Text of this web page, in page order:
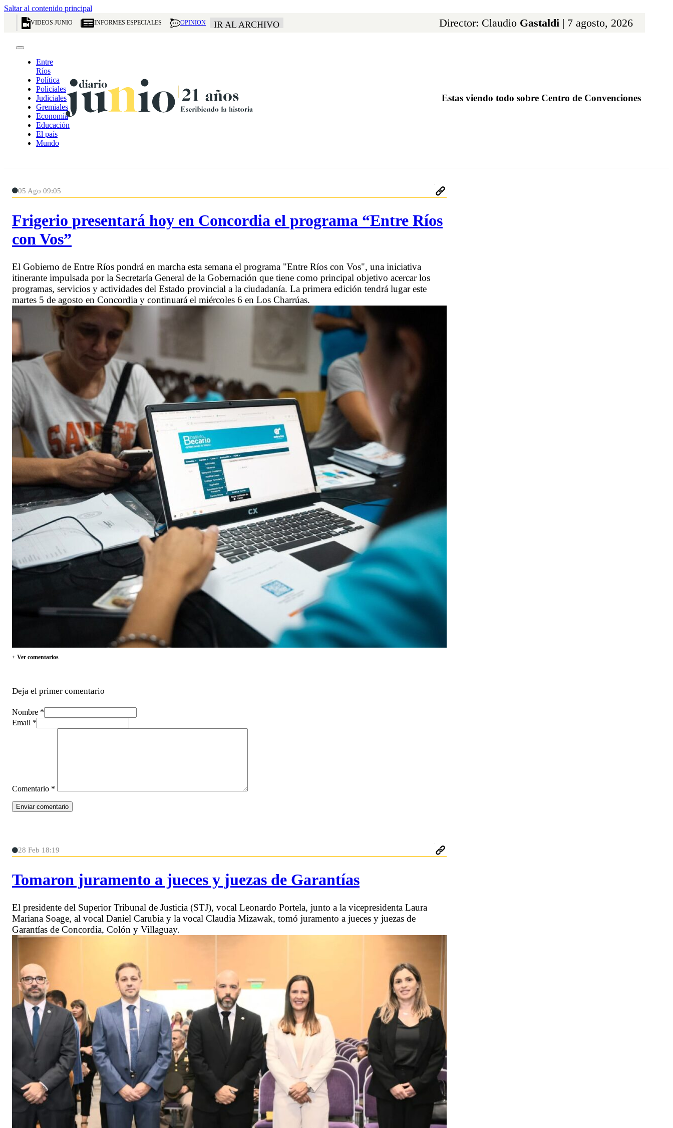
Saltar al contenido principal
VIDEOS JUNIO INFORMES ESPECIALES OPINION IR AL ARCHIVO Director: Claudio Gastaldi | 7 agosto, 2026
Entre
Ríos
Política
Policiales
Judiciales
Gremiales
Economía
Educación
El país
Mundo
Estas viendo todo sobre Centro de Convenciones
05 Ago 09:05
Frigerio presentará hoy en Concordia el programa “Entre Ríos
con Vos”
El Gobierno de Entre Ríos pondrá en marcha esta semana el programa "Entre Ríos con Vos", una iniciativa
itinerante impulsada por la Secretaría General de la Gobernación que tiene como principal objetivo acercar los
programas, servicios y actividades del Estado provincial a la ciudadanía. La primera edición tendrá lugar este
martes 5 de agosto en Concordia y continuará el miércoles 6 en Los Charrúas.
+ Ver comentarios
Deja el primer comentario
Nombre *
Email *
Comentario *
28 Feb 18:19
Tomaron juramento a jueces y juezas de Garantías
El presidente del Superior Tribunal de Justicia (STJ), vocal Leonardo Portela, junto a la vicepresidenta Laura
Mariana Soage, al vocal Daniel Carubia y la vocal Claudia Mizawak, tomó juramento a jueces y juezas de
Garantías de Concordia, Colón y Villaguay.